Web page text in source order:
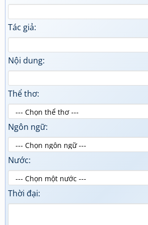
Tác giả:
Nội dung:
Thể thơ:
Ngôn ngữ:
Nước:
Thời đại: